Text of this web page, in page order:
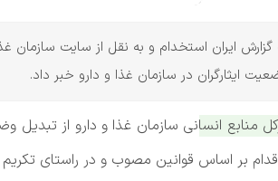
گزارش ایران استخدام و به نقل از سایت سازمان
ایثارگران در سازمان غذا و دارو خبر داد.
منابع انسانی سازمان غذا و دارو از تبدیل
بر اساس قوانین مصوب و در راستای